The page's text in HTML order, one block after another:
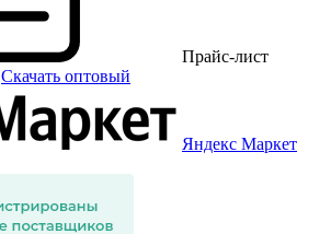
Прайс-лист
Скачать оптовый
Яндекс Маркет